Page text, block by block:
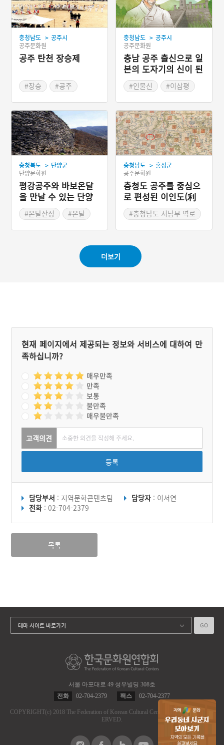
충청남도 > 공주시
공주문화원
공주 탄천 장승제
#장승
#공주
충청남도 > 공주시
공주문화원
충남 공주 출신으로 일
본의 도자기의 신이 된
이삼평(李參平)
#인물신 #이삼평
충청북도 > 단양군
단양문화원
평강공주와 바보온달
을 만날 수 있는 단양
온달 산성
#온달산성
#온달
충청남도 > 홍성군
공주문화원
충청도 공주를 중심으
로 편성된 이인도(利
仁道)
#충청남도 서남부 역로
더보기
현재 페이지에서 제공되는 정보와 서비스에 대하여 만
족하십니까?
매우만족
만족
보통
불만족
매우불만족
고객의견
등록
담당부서 : 지역문화콘텐츠팀 담당자 : 이서연
전화 : 02-704-2379
목록
서울 마포대로 49 성우빌딩 308호
전화
02-704-2379 팩스 02-704-2377
COPYRIGHT(c) 2018 The Federation of Korean Cultural Centers.
ALL RIGHT RES
ERVED.
테마 사이트 바로가기 GO